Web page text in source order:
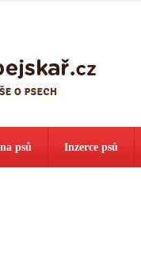
psů Inzerce psů